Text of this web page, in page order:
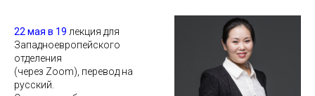
22 мая в 19 лекция для
Западноевропейского
отделения
(через Zoom), перевод на
русский.